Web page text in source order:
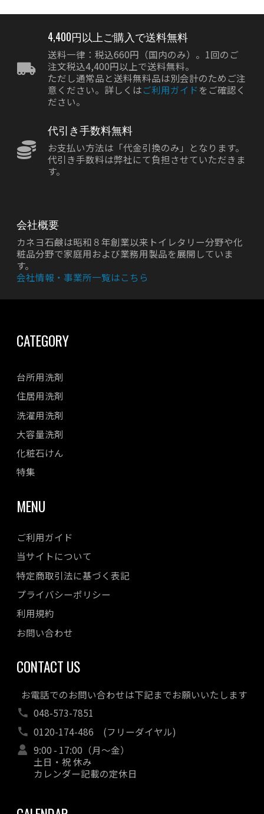
4,400円以上ご購入で送料無料
送料一律：税込660円（国内のみ）。1回のご
注文税込4,400円以上で送料無料。
ただし通常品と送料無料品は別会計のためご注
意ください。詳しくはご利用ガイド をご確認く
ださい。
代引き手数料無料
お支払い方法は「代金引換のみ」となります。
代引き手数料は弊社にて負担させていただきま
す。
会社概要
カネヨ石鹸は昭和８年創業以来トイレタリー分野や化
粧品分野で家庭用および業務用製品を展開していま
す。
会社情報・事業所一覧はこちら
CATEGORY
台所用洗剤
住居用洗剤
洗濯用洗剤
大容量洗剤
化粧石けん
特集
MENU
ご利用ガイド
当サイトについて
特定商取引法に基づく表記
プライバシーポリシー
利用規約
お問い合わせ
CONTACT US
お電話でのお問い合わせは下記までお願いいたします
048-573-7851
0120-174-486 (フリーダイヤル)
9:00 - 17:00（月～金）
土日・祝 休み
カレンダー記載の定休日